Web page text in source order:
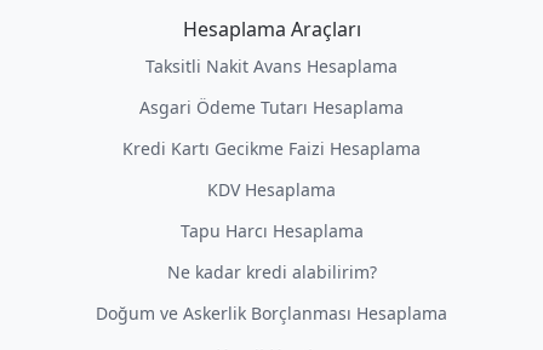
Hesaplama Araçları
Taksitli Nakit Avans Hesaplama
Asgari Ödeme Tutarı Hesaplama
Kredi Kartı Gecikme Faizi Hesaplama
KDV Hesaplama
Tapu Harcı Hesaplama
Ne kadar kredi alabilirim?
Doğum ve Askerlik Borçlanması Hesaplama